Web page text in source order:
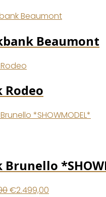
Beaumont
Rodeo
Brunello
Oorspronkelijke
€2.499,00